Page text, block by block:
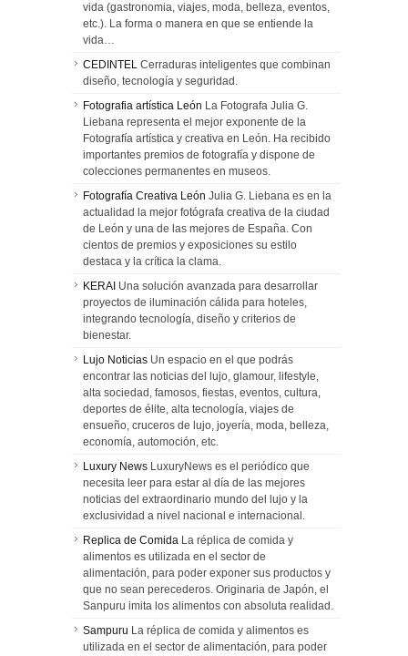
vida (gastronomia, viajes, moda, belleza, eventos,
etc.). La forma o manera en que se entiende la
vida…
CEDINTEL Cerraduras inteligentes que combinan
diseño, tecnología y seguridad.
Fotografia artística León La Fotografa Julia G.
Liebana representa el mejor exponente de la
Fotografía artística y creativa en León. Ha recibido
importantes premios de fotografía y dispone de
colecciones permanentes en museos.
Fotografía Creativa León Julia G. Liebana es en la
actualidad la mejor fotógrafa creativa de la ciudad
de León y una de las mejores de España. Con
cientos de premios y exposiciones su estilo
destaca y la crítica la clama.
KERAI Una solución avanzada para desarrollar
proyectos de iluminación cálida para hoteles,
integrando tecnología, diseño y criterios de
bienestar.
Lujo Noticias Un espacio en el que podrás
encontrar las noticias del lujo, glamour, lifestyle,
alta sociedad, famosos, fiestas, eventos, cultura,
deportes de élite, alta tecnología, viajes de
ensueño, cruceros de lujo, joyería, moda, belleza,
economía, automoción, etc.
Luxury News LuxuryNews es el periódico que
necesita leer para estar al día de las mejores
noticias del extraordinario mundo del lujo y la
exclusividad a nivel nacional e internacional.
Replica de Comida La réplica de comida y
alimentos es utilizada en el sector de
alimentación, para poder exponer sus productos y
que no sean perecederos. Originaria de Japón, el
Sanpuru imita los alimentos con absoluta realidad.
Sampuru La réplica de comida y alimentos es
utilizada en el sector de alimentación, para poder